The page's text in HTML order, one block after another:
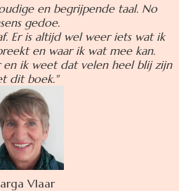
en begrijpende taal. No
gedoe.
Er is altijd wel weer iets wat ik
en waar ik wat mee kan.
en ik weet dat velen heel blij zijn
dit boek."
Vlaar